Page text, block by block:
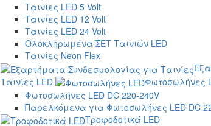
Ταινίες LED 5 Volt
Ταινίες LED 12 Volt
Ταινίες LED 24 Volt
Ολοκληρωμένα ΣΕΤ Ταινιών LED
Ταινίες Neon Flex
Ταινίες LED
Φωτοσωλήνες
Φωτοσωλήνες LED DC 220-240V
Παρελκόμενα για Φωτοσωλήνες LED DC
Τροφοδοτικά LED